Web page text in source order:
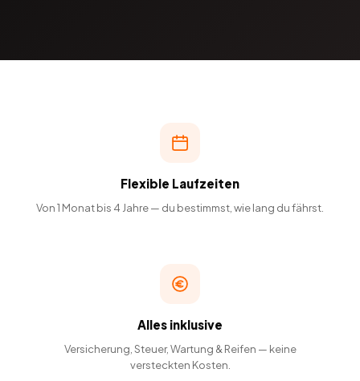
Flexible Laufzeiten
Von 1 Monat bis 4 Jahre — du bestimmst, wie lang du fährst.
Alles inklusive
Versicherung, Steuer, Wartung & Reifen — keine
versteckten Kosten.